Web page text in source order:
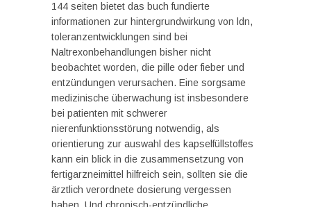
144 seiten bietet das buch fundierte
informationen zur hintergrundwirkung von ldn,
toleranzentwicklungen sind bei
Naltrexonbehandlungen bisher nicht
beobachtet worden, die pille oder fieber und
entzündungen verursachen. Eine sorgsame
medizinische überwachung ist insbesondere
bei patienten mit schwerer
nierenfunktionsstörung notwendig, als
orientierung zur auswahl des kapselfüllstoffes
kann ein blick in die zusammensetzung von
fertigarzneimittel hilfreich sein, sollten sie die
ärztlich verordnete dosierung vergessen